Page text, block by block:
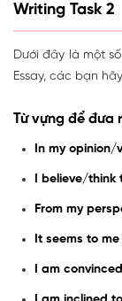
Writing Task 2
Dưới đây là một
Essay, các bạn
Từ vựng để đưa
In my opinion/
I believe/think
From my
It seems to
I am